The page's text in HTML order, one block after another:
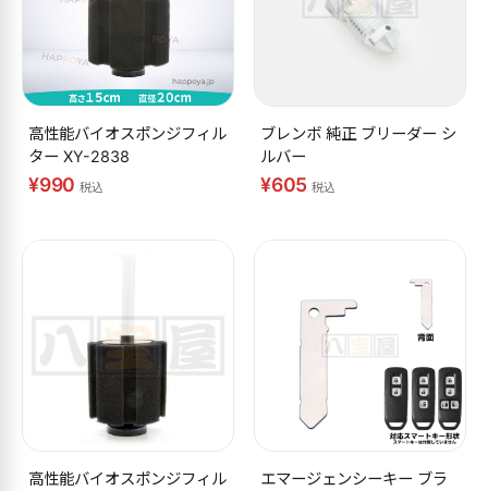
高性能バイオスポンジフィル
ター XY-2838
¥990税込
ブレンボ 純正 ブリーダー シ
ルバー
¥605税込
高性能バイオスポンジフィル
エマージェンシーキー ブラ